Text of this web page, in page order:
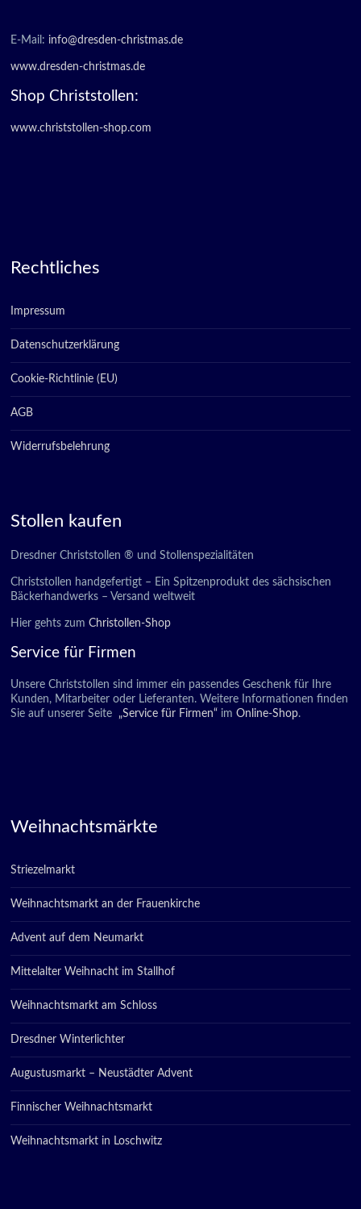
E-Mail: info@dresden-christmas.de
www.dresden-christmas.de
Shop Christstollen:
www.christstollen-shop.com
Rechtliches
Impressum
Datenschutzerklärung
Cookie-Richtlinie (EU)
AGB
Widerrufsbelehrung
Stollen kaufen
Dresdner Christstollen ® und Stollenspezialitäten
Christstollen handgefertigt – Ein Spitzenprodukt des sächsischen
Bäckerhandwerks – Versand weltweit
Hier gehts zumChristollen-Shop
Service für Firmen
Unsere Christstollen sind immer ein passendes Geschenk für Ihre
Kunden, Mitarbeiter oder Lieferanten. Weitere Informationen finden
Sie auf unserer Seite
„Service für Firmen“ im Online-Shop.
Weihnachtsmärkte
Striezelmarkt
Weihnachtsmarkt an der Frauenkirche
Advent auf dem Neumarkt
Mittelalter Weihnacht im Stallhof
Weihnachtsmarkt am Schloss
Dresdner Winterlichter
Augustusmarkt – Neustädter Advent
Finnischer Weihnachtsmarkt
Weihnachtsmarkt in Loschwitz